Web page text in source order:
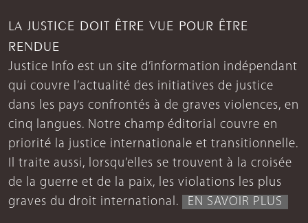
LA JUSTICE DOIT ÊTRE VUE POUR ÊTRE
RENDUE
Justice Info est un site d’information indépendant
qui couvre l’actualité des initiatives de justice
dans les pays confrontés à de graves violences, en
cinq langues. Notre champ éditorial couvre en
priorité la justice internationale et transitionnelle.
Il traite aussi, lorsqu’elles se trouvent à la croisée
de la guerre et de la paix, les violations les plus
graves du droit international.
EN SAVOIR PLUS